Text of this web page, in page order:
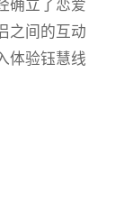
确立了恋爱
之间的互动
体验钰慧线